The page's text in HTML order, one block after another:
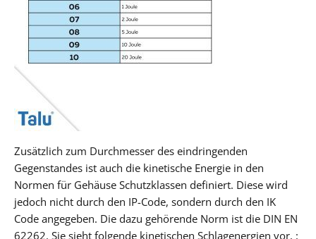
Zusätzlich zum Durchmesser des eindringenden
Gegenstandes ist auch die kinetische Energie in den
Normen für Gehäuse Schutzklassen definiert. Diese wird
jedoch nicht durch den IP-Code, sondern durch den IK
Code angegeben. Die dazu gehörende Norm ist die DIN EN
62262. Sie sieht folgende kinetischen Schlagenergien vor. :